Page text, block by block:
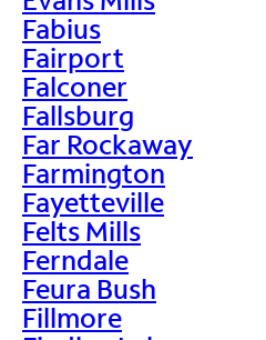
Fabius
Fairport
Falconer
Fallsburg
Far Rockaway
Farmington
Fayetteville
Felts Mills
Ferndale
Feura Bush
Fillmore